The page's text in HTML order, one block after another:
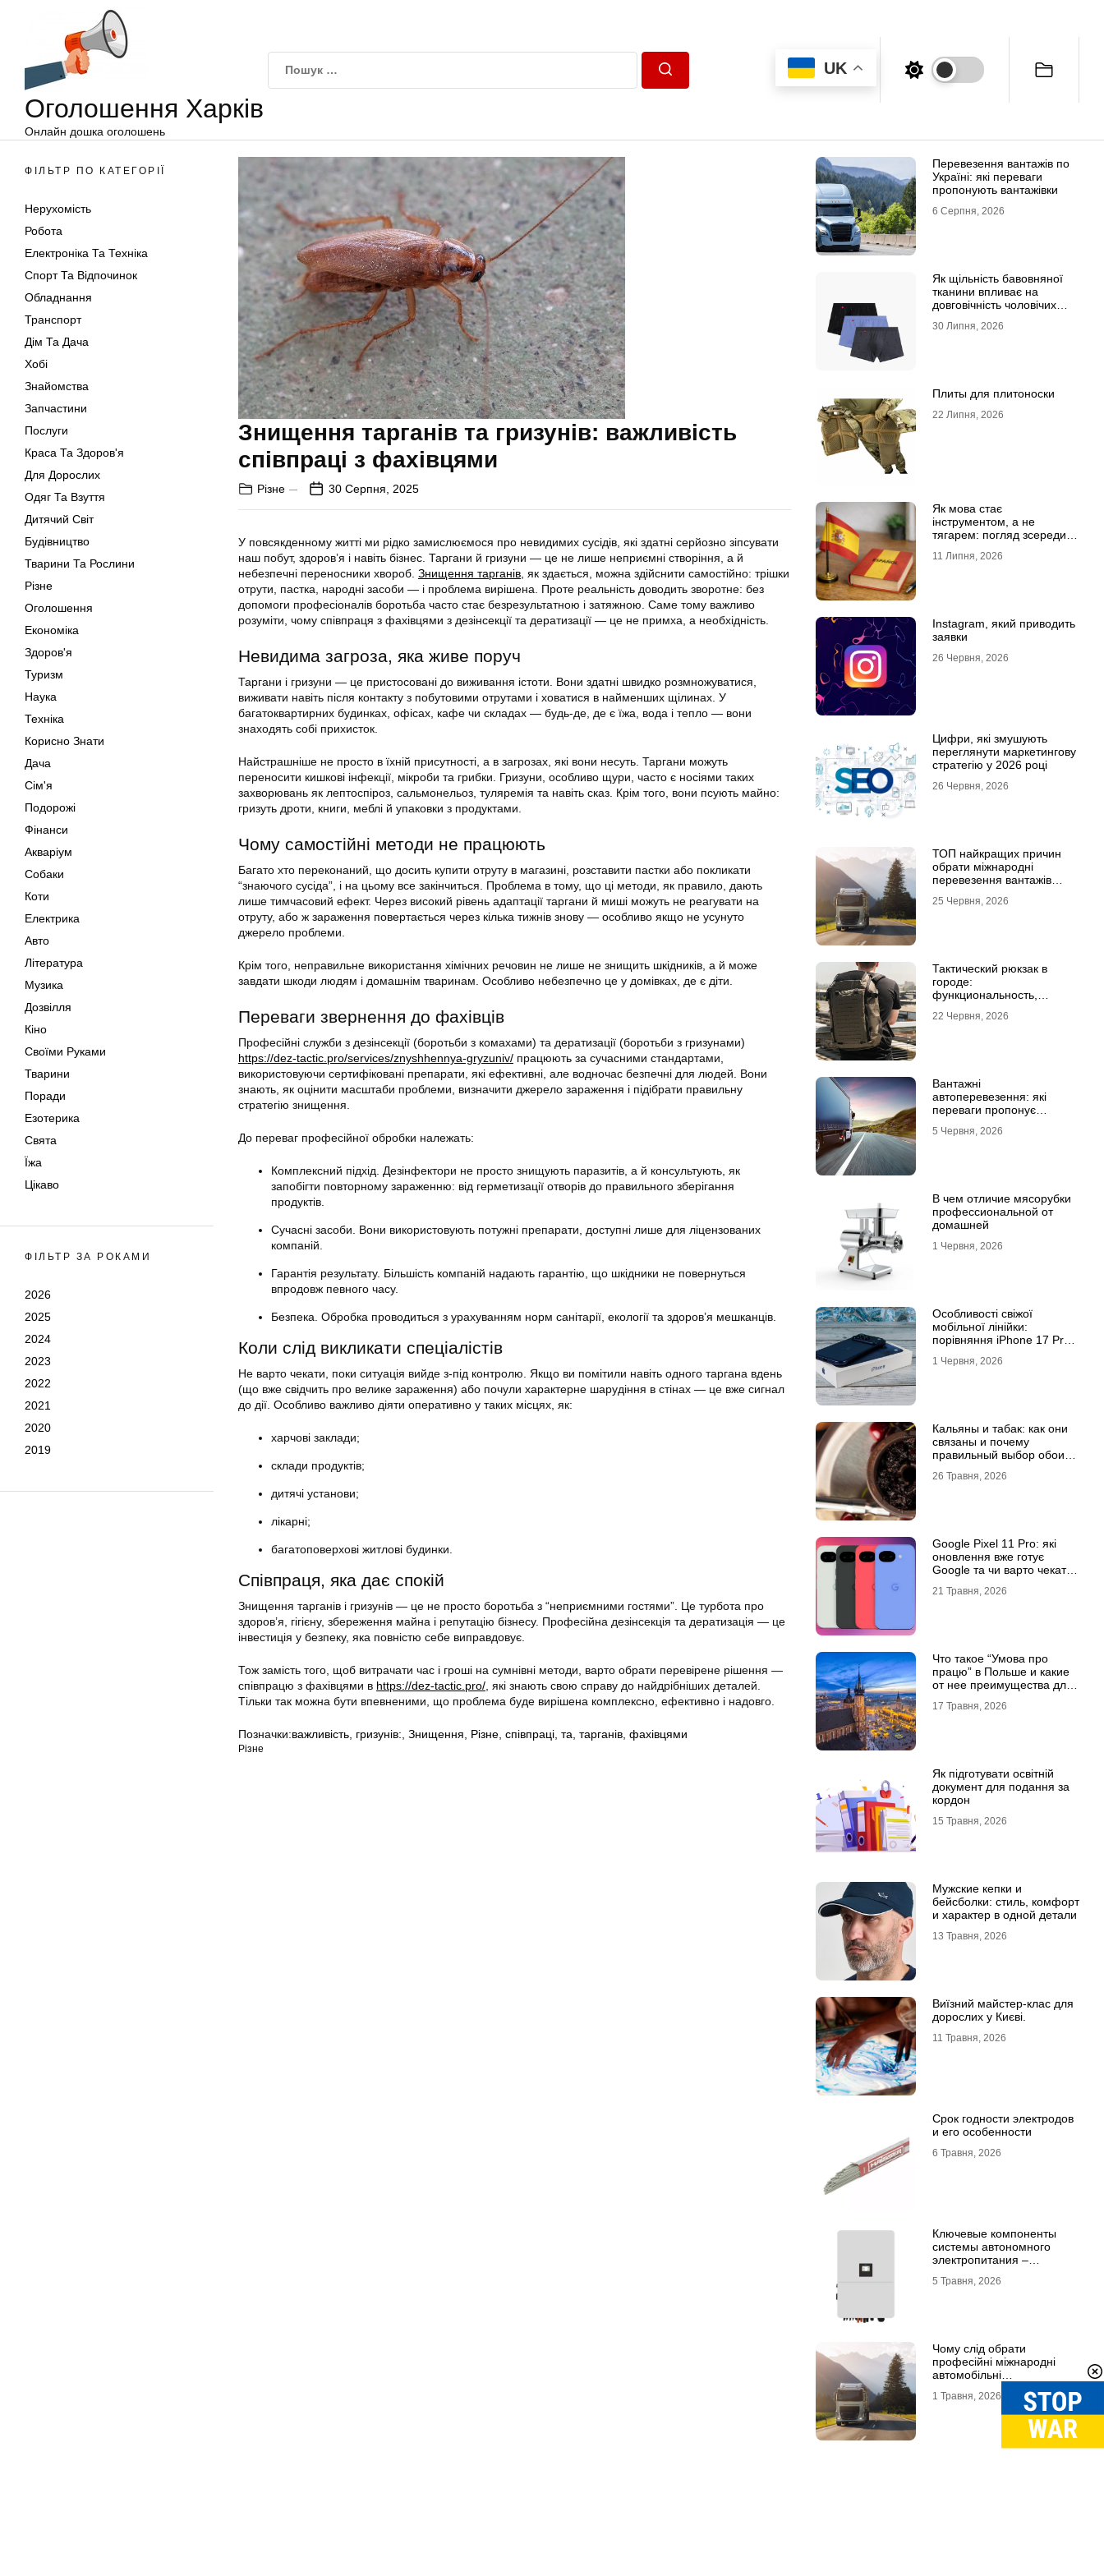
Оголошення Харків
Онлайн дошка оголошень
UK
ФІЛЬТР ПО КАТЕГОРІЇ
Нерухомість
Робота
Електроніка Та Техніка
Спорт Та Відпочинок
Обладнання
Транспорт
Дім Та Дача
Хобі
Знайомства
Запчастини
Послуги
Краса Та Здоров'я
Для Дорослих
Одяг Та Взуття
Дитячий Світ
Будівництво
Тварини Та Рослини
Різне
Оголошення
Економіка
Здоров'я
Туризм
Наука
Техніка
Корисно Знати
Дача
Сім'я
Подорожі
Фінанси
Акваріум
Собаки
Коти
Електрика
Авто
Література
Музика
Дозвілля
Кіно
Своїми Руками
Тварини
Поради
Езотерика
Свята
Їжа
Цікаво
ФІЛЬТР ЗА РОКАМИ
2026
2025
2024
2023
2022
2021
2020
2019
Знищення тарганів та гризунів: важливість
співпраці з фахівцями
Різне 30 Серпня, 2025
У повсякденному житті ми рідко замислюємося про невидимих сусідів, які здатні серйозно зіпсувати
наш побут, здоров’я і навіть бізнес. Таргани й гризуни — це не лише неприємні створіння, а й
небезпечні переносники хвороб. Знищення тарганів , як здається, можна здійснити самостійно: трішки
отрути, пастка, народні засоби — і проблема вирішена. Проте реальність доводить зворотне: без
допомоги професіоналів боротьба часто стає безрезультатною і затяжною. Саме тому важливо
розуміти, чому співпраця з фахівцями з дезінсекції та дератизації — це не примха, а необхідність.
Невидима загроза, яка живе поруч
Таргани і гризуни — це пристосовані до виживання істоти. Вони здатні швидко розмножуватися,
виживати навіть після контакту з побутовими отрутами і ховатися в найменших щілинах. У
багатоквартирних будинках, офісах, кафе чи складах — будь-де, де є їжа, вода і тепло — вони
знаходять собі прихисток.
Найстрашніше не просто в їхній присутності, а в загрозах, які вони несуть. Таргани можуть
переносити кишкові інфекції, мікроби та грибки. Гризуни, особливо щури, часто є носіями таких
захворювань як лептоспіроз, сальмонельоз, туляремія та навіть сказ. Крім того, вони псують майно:
гризуть дроти, книги, меблі й упаковки з продуктами.
Чому самостійні методи не працюють
Багато хто переконаний, що досить купити отруту в магазині, розставити пастки або покликати
“знаючого сусіда”, і на цьому все закінчиться. Проблема в тому, що ці методи, як правило, дають
лише тимчасовий ефект. Через високий рівень адаптації таргани й миші можуть не реагувати на
отруту, або ж зараження повертається через кілька тижнів знову — особливо якщо не усунуто
джерело проблеми.
Крім того, неправильне використання хімічних речовин не лише не знищить шкідників, а й може
завдати шкоди людям і домашнім тваринам. Особливо небезпечно це у домівках, де є діти.
Переваги звернення до фахівців
Професійні служби з дезінсекції (боротьби з комахами) та дератизації (боротьби з гризунами)
https://dez-tactic.pro/services/znyshhennya-gryzuniv/ працюють за сучасними стандартами,
використовуючи сертифіковані препарати, які ефективні, але водночас безпечні для людей. Вони
знають, як оцінити масштаби проблеми, визначити джерело зараження і підібрати правильну
стратегію знищення.
До переваг професійної обробки належать:
Комплексний підхід. Дезінфектори не просто знищують паразитів, а й консультують, як
запобігти повторному зараженню: від герметизації отворів до правильного зберігання
продуктів.
Сучасні засоби. Вони використовують потужні препарати, доступні лише для ліцензованих
компаній.
Гарантія результату. Більшість компаній надають гарантію, що шкідники не повернуться
впродовж певного часу.
Безпека. Обробка проводиться з урахуванням норм санітарії, екології та здоров’я мешканців.
Коли слід викликати спеціалістів
Не варто чекати, поки ситуація вийде з-під контролю. Якщо ви помітили навіть одного таргана вдень
(що вже свідчить про велике зараження) або почули характерне шарудіння в стінах — це вже сигнал
до дії. Особливо важливо діяти оперативно у таких місцях, як:
харчові заклади;
склади продуктів;
дитячі установи;
лікарні;
багатоповерхові житлові будинки.
Співпраця, яка дає спокій
Знищення тарганів і гризунів — це не просто боротьба з “неприємними гостями”. Це турбота про
здоров’я, гігієну, збереження майна і репутацію бізнесу. Професійна дезінсекція та дератизація — це
інвестиція у безпеку, яка повністю себе виправдовує.
Тож замість того, щоб витрачати час і гроші на сумнівні методи, варто обрати перевірене рішення —
співпрацю з фахівцями в https://dez-tactic.pro/ , які знають свою справу до найдрібніших деталей.
Тільки так можна бути впевненими, що проблема буде вирішена комплексно, ефективно і надовго.
Позначки:важливість гризунів: Знищення Різне співпраці та тарганів фахівцями
Різне
Перевезення вантажів по
Україні: які переваги
пропонують вантажівки
6 Серпня, 2026
Як щільність бавовняної
тканини впливає на
довговічність чоловічих
30 Липня, 2026
Плиты для плитоноски
22 Липня, 2026
Як мова стає
інструментом, а не
тягарем: погляд зсередини
11 Липня, 2026
Instagram, який приводить
заявки
26 Червня, 2026
Цифри, які змушують
переглянути маркетингову
стратегію у 2026 році
26 Червня, 2026
ТОП найкращих причин
обрати міжнародні
перевезення вантажів
25 Червня, 2026
Тактический рюкзак в
городе:
функциональность,
глаза
22 Червня, 2026
Вантажні
автоперевезення: які
переваги пропонує
професіоналами
5 Червня, 2026
В чем отличие мясорубки
профессиональной от
домашней
1 Червня, 2026
Особливості свіжої
мобільної лінійки:
порівняння iPhone 17 Pro
1 Червня, 2026
Кальяны и табак: как они
связаны и почему
правильный выбор обоих
26 Травня, 2026
Google Pixel 11 Pro: які
оновлення вже готує
Google та чи варто чекати
21 Травня, 2026
Что такое “Умова про
працю” в Польше и какие
от нее преимущества для
17 Травня, 2026
Як підготувати освітній
документ для подання за
кордон
15 Травня, 2026
Мужские кепки и
бейсболки: стиль, комфорт
и характер в одной детали
13 Травня, 2026
Виїзний майстер-клас для
дорослих у Києві.
11 Травня, 2026
Срок годности электродов
и его особенности
6 Травня, 2026
Ключевые компоненты
системы автономного
электропитания –
DEYE
5 Травня, 2026
Чому слід обрати
професійні міжнародні
автомобільні
1 Травня, 2026